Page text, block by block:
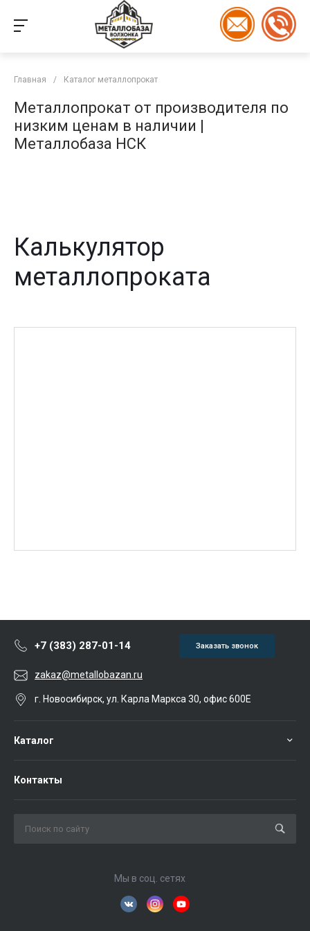
Главная / Каталог металлопрокат
Металлопрокат от производителя по
низким ценам в наличии |
Металлобаза НСК
Калькулятор
металлопроката
+7 (383) 287-01-14 Заказать звонок
zakaz@metallobazan.ru
г. Новосибирск, ул. Карла Маркса 30, офис 600Е
Каталог
Контакты
Мы в соц. сетях